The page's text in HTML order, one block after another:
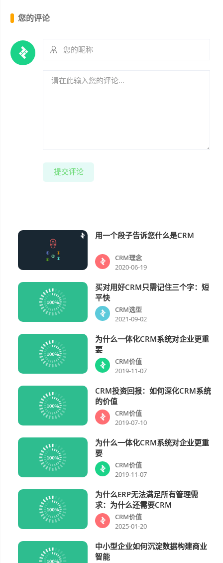
您的评论
提交评论
用一个段子告诉您什么是CRM
CRM理念
2020-06-19
买对用好CRM只需记住三个字：短
平快
CRM选型
2021-09-02
为什么一体化CRM系统对企业更重
要
CRM价值
2019-11-07
CRM投资回报：如何深化CRM系统
的价值
CRM价值
2019-07-10
为什么一体化CRM系统对企业更重
要
CRM价值
2019-11-07
为什么ERP无法满足所有管理需
求：为什么还需要CRM
CRM价值
2025-01-20
中小型企业如何沉淀数据构建商业
智能